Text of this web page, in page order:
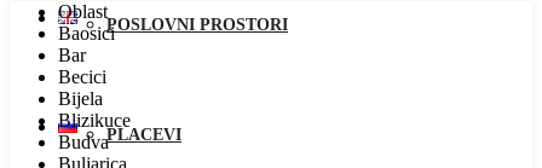
POSLOVNI PROSTORI
PLACEVI
Oblast
Baosici
Bar
Becici
Bijela
Blizikuce
Budva